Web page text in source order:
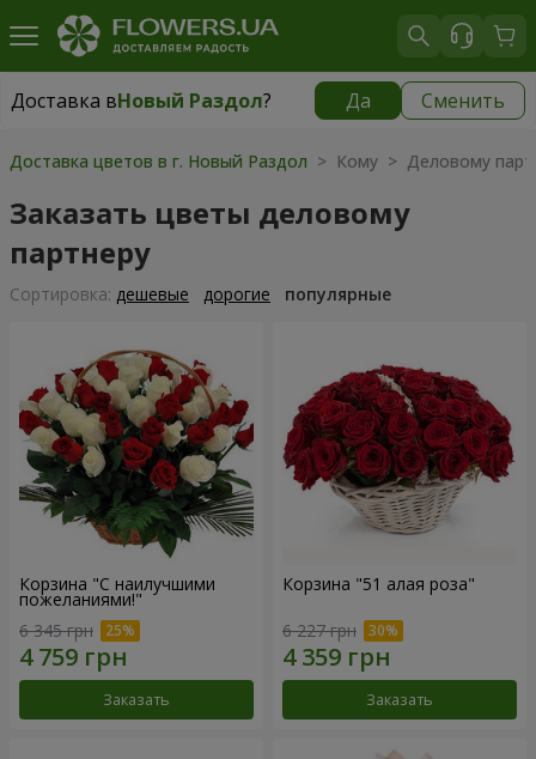
Доставка вНовый Раздол? Да Сменить
Доставка вНовый Раздол|
Доставка цветов в г. Новый Раздол > Кому > Деловому
Заказать цветы деловому
партнеру
Cортировка: дешевые дорогие популярные
Корзина "С наилучшими
пожеланиями!"
6 345 грн
Заказать
Корзина "51 алая роза"
6 227 грн
Заказать